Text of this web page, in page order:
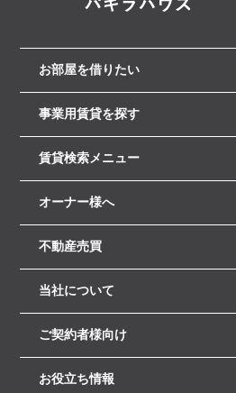
お部屋を借りたい
事業用賃貸を探す
賃貸検索メニュー
オーナー様へ
不動産売買
当社について
ご契約者様向け
お役立ち情報